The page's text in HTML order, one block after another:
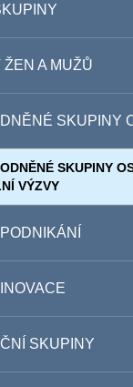
ŽEN A MUŽŮ
SKUPINY
SKUPINY
VÝZVY
SKUPINY